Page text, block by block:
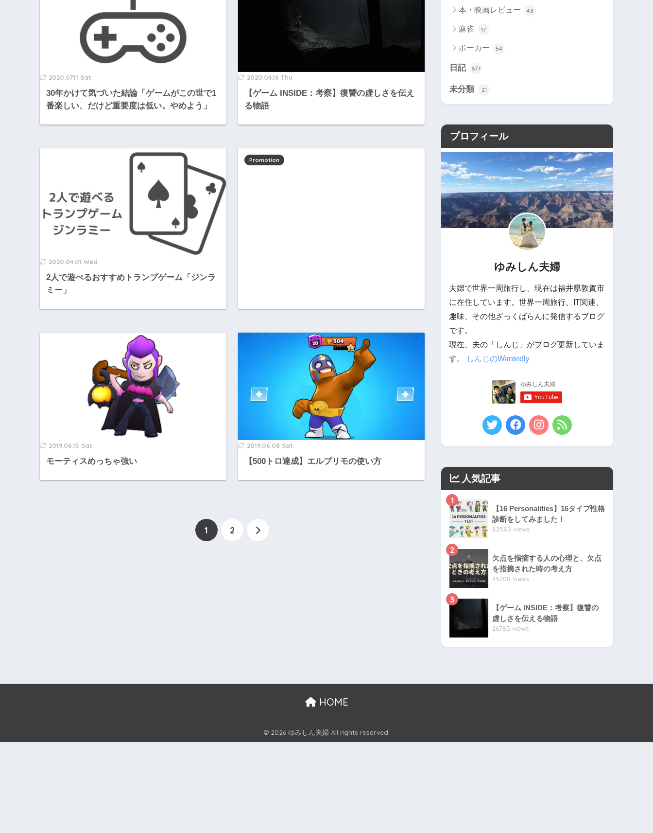
2020.07.11 Sat
30年かけて気づいた結論「ゲームがこの世で1
番楽しい、だけど重要度は低い。やめよう」
2020.04.16 Thu
【ゲーム INSIDE：考察】復讐の虚しさを伝え
る物語
2020.04.01 Wed
2人で遊べるおすすめトランプゲーム「ジンラ
ミー」
Promotion
2019.06.15 Sat
モーティスめっちゃ強い
2019.06.08 Sat
【500トロ達成】エルプリモの使い方
1 2
本・映画レビュー 43
麻雀 17
ポーカー 54
日記 677
未分類 21
プロフィール
ゆみしん夫婦
夫婦で世界一周旅行し、現在は福井県敦賀市
に在住しています。世界一周旅行、IT関連、
趣味、その他ざっくばらんに発信するブログ
です。
現在、夫の「しんじ」がブログ更新していま
す。
しんじのWantedly
人気記事
1
【16 Personalities】16タイプ性格
診断をしてみました！
82580 views
2
欠点を指摘する人の心理と、欠点
を指摘された時の考え方
35208 views
3
【ゲーム INSIDE：考察】復讐の
虚しさを伝える物語
26785 views
HOME
© 2026 ゆみしん夫婦 All rights reserved.